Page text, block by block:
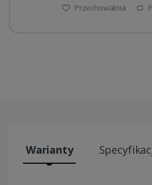
Przechowalnia
Warianty